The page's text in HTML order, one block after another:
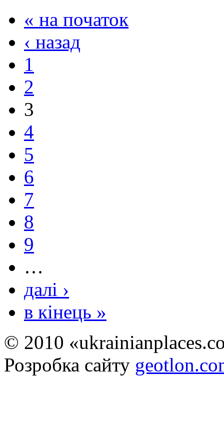
« на початок
‹ назад
1
2
3
4
5
6
7
8
9
…
далі ›
в кінець »
© 2010
Розробка сайту